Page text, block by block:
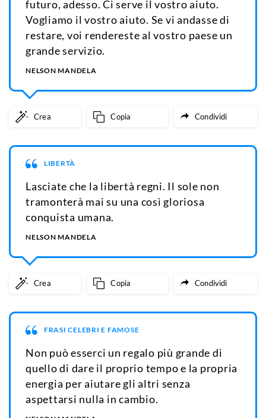
futuro, adesso. Ci serve il vostro aiuto.
Vogliamo il vostro aiuto. Se vi andasse di
restare, voi rendereste al vostro paese un
grande servizio.
NELSON MANDELA
Crea Copia Condividi
LIBERTÀ
Lasciate che la libertà regni. Il sole non
tramonterà mai su una così gloriosa
conquista umana.
NELSON MANDELA
Crea Copia Condividi
FRASI CELEBRI E FAMOSE
Non può esserci un regalo più grande di
quello di dare il proprio tempo e la propria
energia per aiutare gli altri senza
aspettarsi nulla in cambio.